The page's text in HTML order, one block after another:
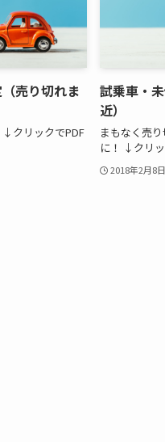
売り切れま
↓クリックでPDF
試乗車・
近）
まもなく売
に！ ↓クリッ
2018年2月8日